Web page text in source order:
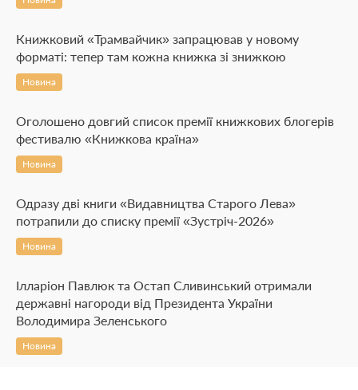
Книжковий «Трамвайчик» запрацював у новому
форматі: тепер там кожна книжка зі знижкою
Новина
Оголошено довгий список премії книжкових блогерів
фестивалю «Книжкова країна»
Новина
Одразу дві книги «Видавництва Старого Лева»
потрапили до списку премії «Зустріч-2026»
Новина
Ілларіон Павлюк та Остап Сливинський отримали
державні нагороди від Президента України
Володимира Зеленського
Новина